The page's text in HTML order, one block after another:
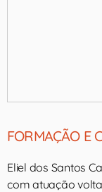
FORMAÇÃO E
Eliel dos Santos
com atuação